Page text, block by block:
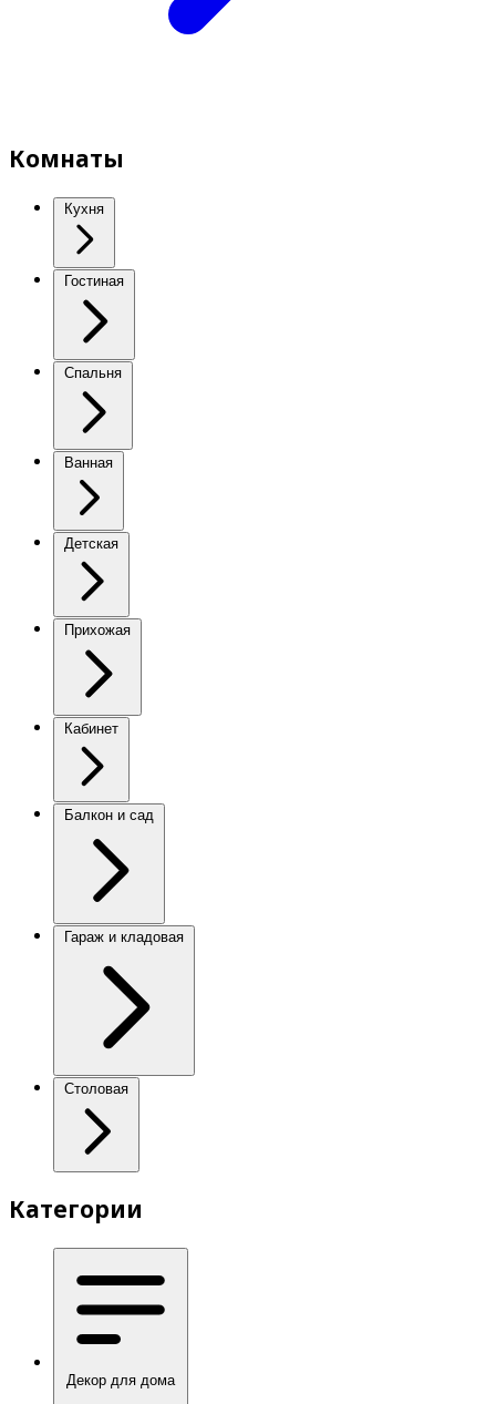
Комнаты
Кухня
Гостиная
Спальня
Ванная
Детская
Прихожая
Кабинет
Балкон и сад
Гараж и кладовая
Столовая
Категории
Декор для дома